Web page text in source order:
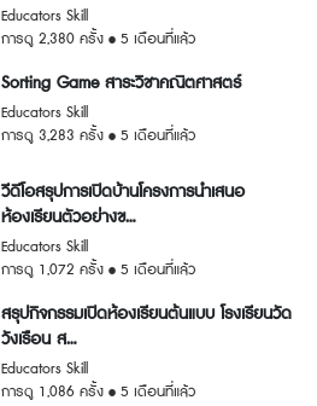
Educators Skill
การดู 2,380 ครั้ง
5 เดือนที่แล้ว
Sorting Game สาระวิชาคณิตศาสตร์
Educators Skill
การดู 3,283 ครั้ง
5 เดือนที่แล้ว
วีดีโอสรุปการเปิดบ้านโครงการนำเสนอ
ห้องเรียนตัวอย่างข...
Educators Skill
การดู 1,072 ครั้ง
5 เดือนที่แล้ว
สรุปกิจกรรมเปิดห้องเรียนต้นแบบ โรงเรียนวัด
วังเรือน ส...
Educators Skill
การดู 1,086 ครั้ง
5 เดือนที่แล้ว